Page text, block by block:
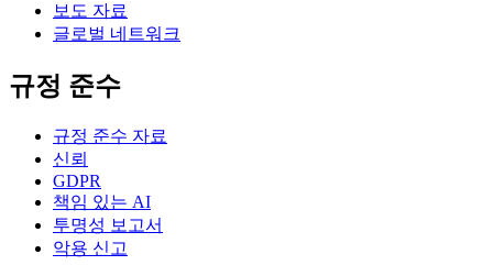
보도 자료
글로벌 네트워크
규정 준수
규정 준수 자료
신뢰
GDPR
책임 있는 AI
투명성 보고서
악용 신고